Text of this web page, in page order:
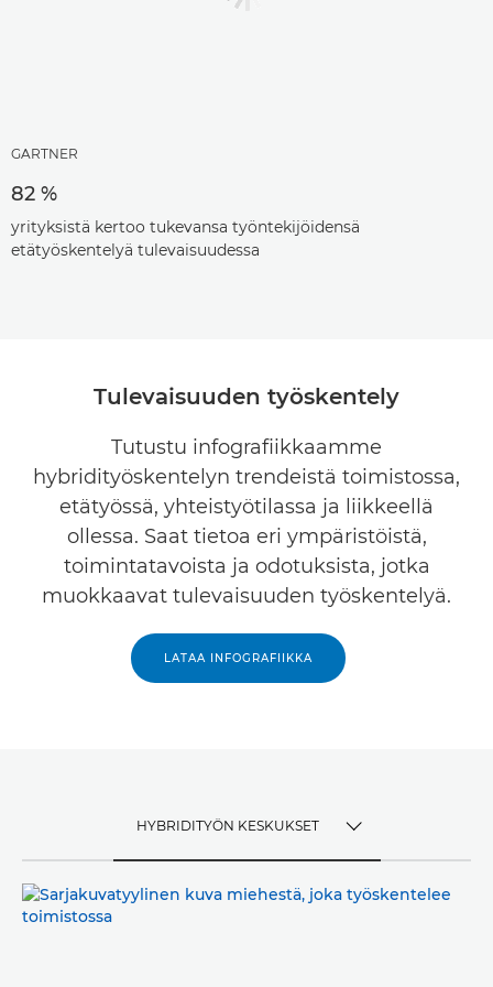
GARTNER
82 %
yrityksistä kertoo tukevansa työntekijöidensä
etätyöskentelyä tulevaisuudessa
Tulevaisuuden työskentely
Tutustu infografiikkaamme
hybridityöskentelyn trendeistä toimistossa,
etätyössä, yhteistyötilassa ja liikkeellä
ollessa. Saat tietoa eri ympäristöistä,
toimintatavoista ja odotuksista, jotka
muokkaavat tulevaisuuden työskentelyä.
LATAA INFOGRAFIIKKA
HYBRIDITYÖN KESKUKSET
HYBRIDITYÖN KESKUKSET